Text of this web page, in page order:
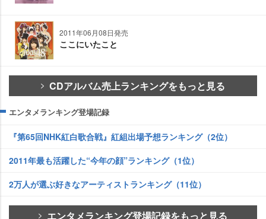
2011年06月08日発売
ここにいたこと
CDアルバム売上ランキングをもっと見る
エンタメランキング登場記録
『第65回NHK紅白歌合戦』紅組出場予想ランキング（2位）
2011年最も活躍した“今年の顔”ランキング（1位）
2万人が選ぶ好きなアーティストランキング（11位）
エンタメランキング登場記録をもっと見る